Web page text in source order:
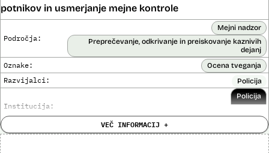
potnikov in usmerjanje mejne kontrole
Področja:
Mejni nadzor
Preprečevanje, odkrivanje in preiskovanje kaznivih
dejanj
Oznake: Ocena tveganja
Razvijalci: Policija
Institucija:
Policija
Cena: Neznana ?
VEČ INFORMACIJ +